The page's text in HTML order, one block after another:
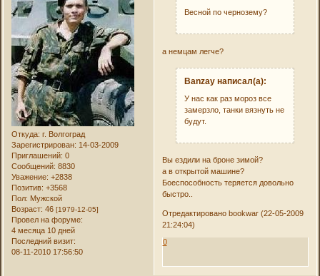
Откуда: г. Волгоград
Зарегистрирован: 14-03-2009
Приглашений: 0
Сообщений: 8830
Уважение: +2838
Позитив: +3568
Пол: Мужской
Возраст: 46[1979-12-05]
Провел на форуме:
4 месяца 10 дней
Последний визит:
08-11-2010 17:56:50
Весной по чернозему?
а немцам легче?
Banzay написал(а):
У нас как раз мороз все
замерзло, танки вязнуть не
будут.
Вы ездили на броне зимой?
а в открытой машине?
Боеспособность теряется довольно
быстро..
Отредактировано bookwar (22-05-2009
21:24:04)
0